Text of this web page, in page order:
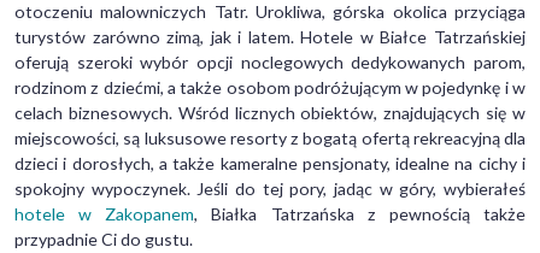
otoczeniu malowniczych Tatr. Urokliwa, górska okolica przyciąga
turystów zarówno zimą, jak i latem. Hotele w Białce Tatrzańskiej
oferują szeroki wybór opcji noclegowych dedykowanych parom,
rodzinom z dziećmi, a także osobom podróżującym w pojedynkę i w
celach biznesowych. Wśród licznych obiektów, znajdujących się w
miejscowości, są luksusowe resorty z bogatą ofertą rekreacyjną dla
dzieci i dorosłych, a także kameralne pensjonaty, idealne na cichy i
spokojny wypoczynek. Jeśli do tej pory, jadąc w góry, wybierałeś
hotele w Zakopanem, Białka Tatrzańska z pewnością także
przypadnie Ci do gustu.